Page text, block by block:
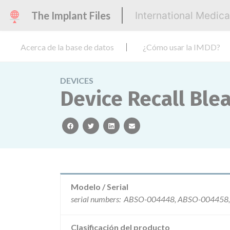
The Implant Files International
Acerca de la base de datos ¿Cómo usar la IMDD?
DEVICES
Device Recall
facebooktwitterlinkedinemail
Modelo / Serial
Clasificación del producto